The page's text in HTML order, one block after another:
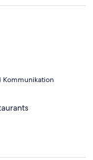
Kommunikation